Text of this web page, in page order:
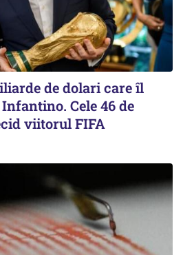
de dolari care îl
Cele 46 de
viitorul FIFA